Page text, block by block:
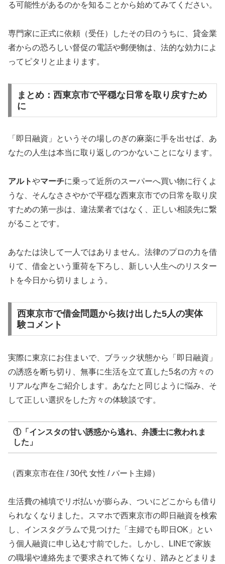
る可能性があるのかを知ることから始めてみてください。
専門家に正式に依頼（受任）したその日のうちに、貸金業
者からの恐ろしい督促の電話や郵便物は、法的な効力によ
ってピタリと止まります。
まとめ：西東京市で平穏な日常を取り戻すため
に
「即日融資」というその場しのぎの麻薬に手を出せば、あ
なたの人生は本当に取り返しのつかないことになります。
アルトやマーチに乗って近所のスーパーへ買い物に行くよ
うな、そんなささやかで平穏な西東京市での日常を取り戻
すための第一歩は、違法業者ではなく、正しい相談先に繋
がることです。
あなたは決して一人ではありません。法律のプロの力を借
りて、借金という重荷を下ろし、新しい人生へのリスター
トを今日から切りましょう。
西東京市で借金問題から抜け出した5人の実体
験コメント
実際に東京にお住まいで、ブラック状態から「即日融資」
の誘惑を断ち切り、無事に生活を立て直した5名の方々の
リアルな声をご紹介します。あなたと同じように悩み、そ
して正しい選択をした方々の体験談です。
①「インスタの甘い誘惑から逃れ、弁護士に救われま
した」
（西東京市在住 / 30代 女性 / パート主婦）
生活費の補填でリボ払いが膨らみ、ついにどこからも借り
られなくなりました。スマホで西東京市の即日融資を検索
し、インスタグラムで見つけた「主婦でも即日OK」とい
う個人融資に申し込む寸前でした。しかし、LINEで家族
の職場や連絡先まで要求されて怖くなり、踏みとどまりま